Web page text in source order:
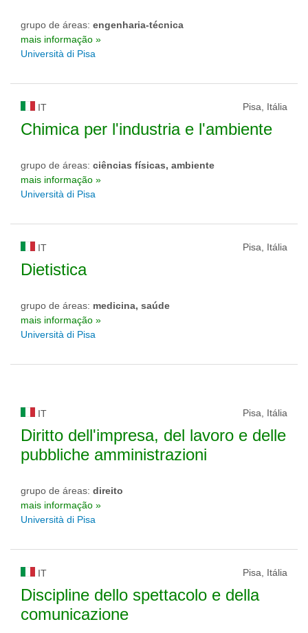
grupo de áreas: engenharia-técnica
mais informação »
Università di Pisa
IT Pisa, Itália
Chimica per l'industria e l'ambiente
grupo de áreas: ciências físicas, ambiente
mais informação »
Università di Pisa
IT Pisa, Itália
Dietistica
grupo de áreas: medicina, saúde
mais informação »
Università di Pisa
IT Pisa, Itália
Diritto dell'impresa, del lavoro e delle
pubbliche amministrazioni
grupo de áreas: direito
mais informação »
Università di Pisa
IT Pisa, Itália
Discipline dello spettacolo e della
comunicazione